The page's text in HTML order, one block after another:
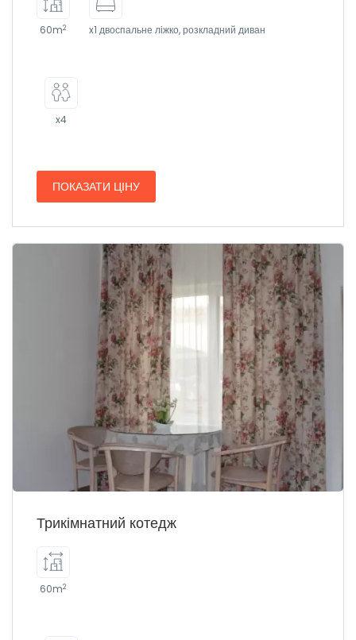
60m2 x1 двоспальне ліжко, розкладний диван
x4
ПОКАЗАТИ ЦІНУ
Трикімнатний котедж
60m2